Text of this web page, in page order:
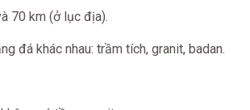
70 km (ở lục địa).
đá khác nhau: trầm tích, granit, badan.